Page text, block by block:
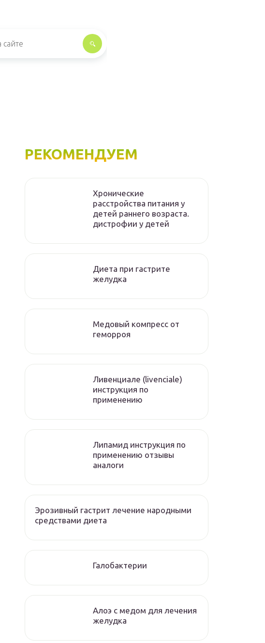
РЕКОМЕНДУЕМ
Хронические
расстройства питания у
детей раннего возраста.
дистрофии у детей
Диета при гастрите
желудка
Медовый компресс от
геморроя
Ливенциале (livenciale)
инструкция по
применению
Липамид инструкция по
применению отзывы
аналоги
Эрозивный гастрит лечение народными
средствами диета
Галобактерии
Алоэ с медом для лечения
желудка